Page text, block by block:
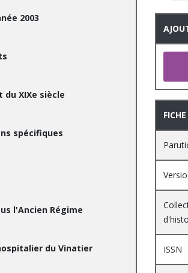
2003
XIXe siècle
spécifiques
l'Ancien Régime
du Vinatier
ISSN